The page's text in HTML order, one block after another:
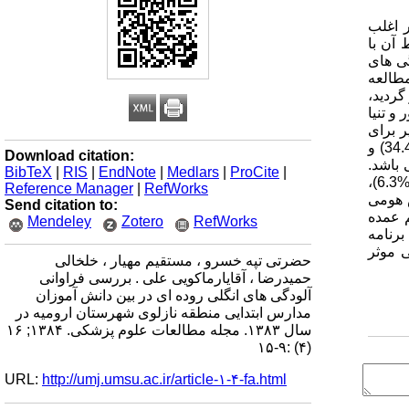
Download citation:
BibTeX
RIS EndNote Medlars ProCite
Reference Manager
RefWorks
Send citation to:
Mendeley
Zotero RefWorks
حضرتی تپه خسرو ، مستقیم مهیار ، خلخالی
حمیدرضا ، آقایارماکویی علی . بررسی فراوانی
آلودگی های انگلی روده ای در بین دانش آموزان
مدارس ابتدایی منطقه نازلوی شهرستان ارومیه در
سال ۱۳۸۳. مجله مطالعات علوم پزشکی. ۱۳۸۴; ۱۶
(۴) :۹-۱۵
URL: http://umj.umsu.ac.ir/article-۱-۴-fa.html
اغلب
آن با
های
در این مطالعه
پر گردید،
تنیا
برای
تجزیه و تحلیل آماری داده ها استفاده گردید . یافته ها: شیوع کلی آلودگی به تک یاخته های روده ای %29.5 که با حدود اطمینان %95 برابر%34.4) و
اطمینان %95 برابر%33.3) و (%22.6 می باشد. هیمنولپیس نانا یک مورد (%0.4)می باشد.
آلودگی های تک یاخته ای به ترتیب آلودگی ژیاردیا لامبلیا ?? مورد (%10.3)، آنتامبا کلی ?? مورد (?? ?)، ژیاردیا و آنتامبا کلی ?? مورد (%6.3)،
بلاستوسیستیس هومی
عمده
موثر